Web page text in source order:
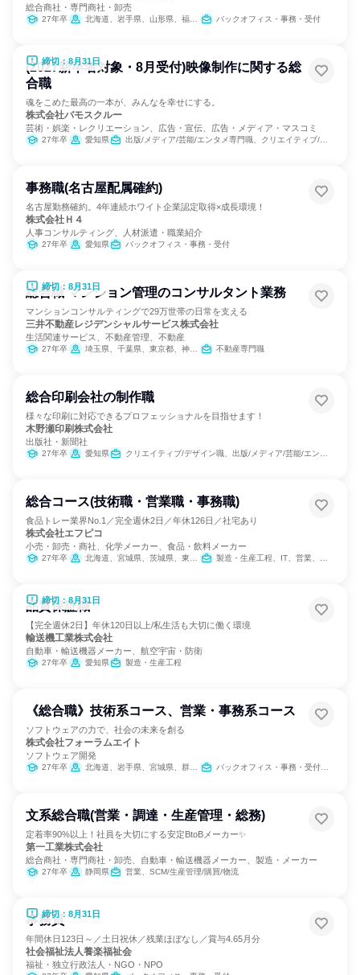
総合商社・専門商社・卸売
27年卒 北海道、岩手県、山形県、福島県、群馬県、千葉県、東京都、福井県、岐阜県、静岡県、愛知県、広島県、山口県、高知県、熊本県、宮崎県、鹿児島県、沖縄県 バックオフィス・事務・受付
締切：8月31日
(2027新卒者対象・8月受付)映像制作に関する総
合職
魂をこめた最高の一本が、みんなを幸せにする。
株式会社バモスクルー
芸術・娯楽・レクリエーション、広告・宣伝、広告・メディア・マスコミ
27年卒 愛知県 出版/メディア/芸能/エンタメ専門職、クリエイティブ/デザイン職、マーケティング・広告・宣伝
事務職(名古屋配属確約)
名古屋勤務確約。4年連続ホワイト企業認定取得×成長環境！
株式会社Ｈ４
人事コンサルティング、人材派遣・職業紹介
27年卒 愛知県 バックオフィス・事務・受付
締切：8月31日
総合職 マンション管理のコンサルタント業務
マンションコンサルティングで29万世帯の日常を支える
三井不動産レジデンシャルサービス株式会社
生活関連サービス、不動産管理、不動産
27年卒 埼玉県、千葉県、東京都、神奈川県、愛知県 不動産専門職
総合印刷会社の制作職
様々な印刷に対応できるプロフェッショナルを目指せます！
木野瀬印刷株式会社
出版社・新聞社
27年卒 愛知県 クリエイティブ/デザイン職、出版/メディア/芸能/エンタメ専門職
総合コース(技術職・営業職・事務職)
食品トレー業界No.1／完全週休2日／年休126日／社宅あり
株式会社エフピコ
小売・卸売・商社、化学メーカー、食品・飲料メーカー
27年卒 北海道、宮城県、茨城県、東京都、岐阜県、愛知県、大阪府、広島県、福岡県 製造・生産工程、IT、営業、バックオフィス・事務・受付、SCM/生産管理/購買/物流、建築/土木/プラント専門職、学術研究
締切：8月31日
品質保証職
【完全週休2日】年休120日以上/私生活も大切に働く環境
輸送機工業株式会社
自動車・輸送機器メーカー、航空宇宙・防衛
27年卒 愛知県 製造・生産工程
《総合職》技術系コース、営業・事務系コース
ソフトウェアの力で、社会の未来を創る
株式会社フォーラムエイト
ソフトウェア開発
27年卒 北海道、岩手県、宮城県、群馬県、東京都、石川県、愛知県、大阪府、兵庫県、福岡県、宮崎県、沖縄県 バックオフィス・事務・受付、IT、カスタマーサクセス、学術研究、営業、経理/税務/財務、人事、総務、広報/IR、クリエイティブ/デザイン職、出版/メディア/芸能/エンタメ専門職、カスタマーサポート/コールセンター
文系総合職(営業・調達・生産管理・総務)
定着率90%以上！社員を大切にする安定BtoBメーカー✨
第一工業株式会社
総合商社・専門商社・卸売、自動車・輸送機器メーカー、製造・メーカー
27年卒 静岡県 営業、SCM/生産管理/購買/物流
締切：8月31日
事務員
年間休日123日～／土日祝休／残業ほぼなし／賞与4.65月分
社会福祉法人養楽福祉会
福祉・独立行政法人・NGO・NPO